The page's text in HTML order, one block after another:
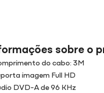
sobre o
do cabo: 3M
imagem Full HD
DVD-A de 96 KHz